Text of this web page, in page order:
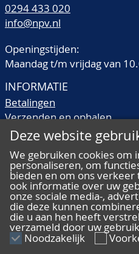
0294 433 020
info@npv.nl
Openingstijden:
Maandag t/m vrijdag van
INFORMATIE
Betalingen
Verzenden en ophalen
Veilingtermen
Kwaliteitsomschrijvingen
Veelgestelde vragen
ALGEMEEN
Deze website
We gebruiken cookies om
personaliseren, om
bieden en om ons verkeer
ook informatie over uw
onze sociale media-,
die deze kunnen
die u aan hen heeft
verzameld door uw
Noodzakelijk